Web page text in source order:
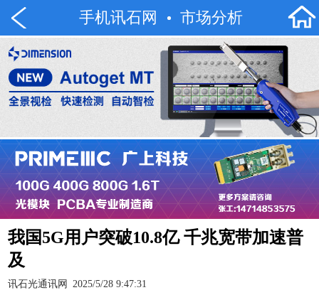
手机讯石网 市场分析
我国5G用户突破10.8亿 千兆宽带加速普
及
讯石光通讯网 2025/5/28 9:47:31